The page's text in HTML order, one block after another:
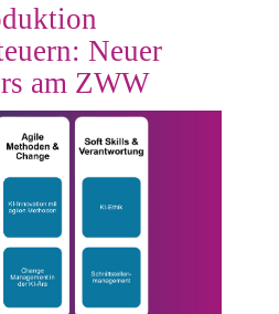
Neuer
am ZWW